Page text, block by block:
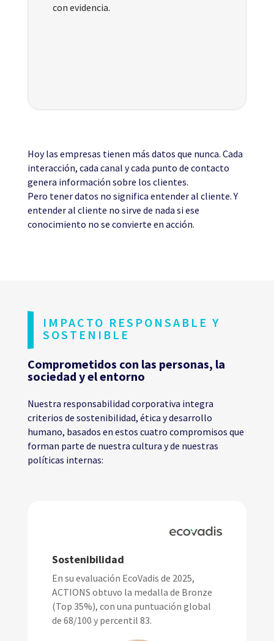
con evidencia.
Hoy las empresas tienen más datos que nunca. Cada
interacción, cada canal y cada punto de contacto
genera información sobre los clientes.
Pero tener datos no significa entender al cliente. Y
entender al cliente no sirve de nada si ese
conocimiento no se convierte en acción.
IMPACTO RESPONSABLE Y
SOSTENIBLE
Comprometidos con las personas, la
sociedad y el entorno
Nuestra responsabilidad corporativa integra
criterios de sostenibilidad, ética y desarrollo
humano, basados en estos cuatro compromisos que
forman parte de nuestra cultura y de nuestras
políticas internas:
Sostenibilidad
En su evaluación EcoVadis de 2025,
ACTIONS obtuvo la medalla de Bronze
(Top 35%), con una puntuación global
de 68/100 y percentil 83.